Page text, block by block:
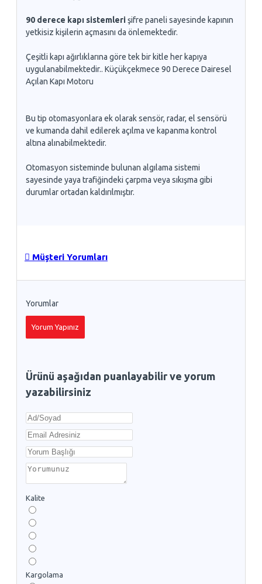
90 derece kapı sistemlerişifre paneli sayesinde kapının
yetkisiz kişilerin açmasını da önlemektedir.
Çeşitli kapı ağırlıklarına göre tek bir kitle her kapıya
uygulanabilmektedir.. Küçükçekmece 90 Derece Dairesel
Açılan Kapı Motoru
Bu tip otomasyonlara ek olarak sensör, radar, el sensörü
ve kumanda dahil edilerek açılma ve kapanma kontrol
altına alınabilmektedir.
Otomasyon sisteminde bulunan algılama sistemi
sayesinde yaya trafiğindeki çarpma veya sıkışma gibi
durumlar ortadan kaldırılmıştır.
Müşteri Yorumları
Yorumlar
Yorum Yapınız
Ürünü aşağıdan puanlayabilir ve yorum
yazabilirsiniz
Kalite
Kargolama